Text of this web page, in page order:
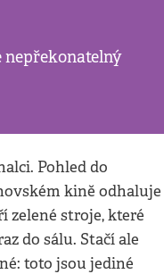
nepřekonatelný
Pohled do
kině odhaluje
zelené stroje, které
do sálu. Stačí ale
toto jsou jediné